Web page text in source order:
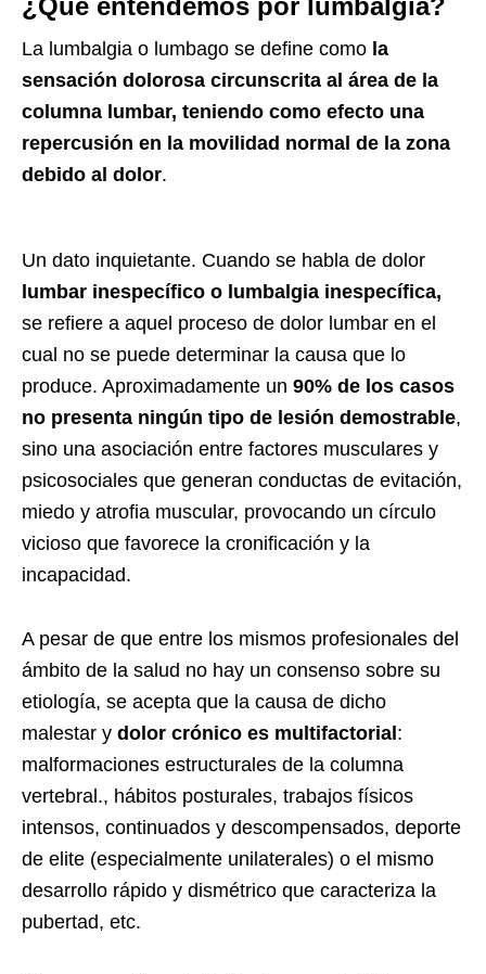
¿Qué entendemos por lumbalgia?
La lumbalgia o lumbago se define como la
sensación dolorosa circunscrita al área de la
columna lumbar, teniendo como efecto una
repercusión en la movilidad normal de la zona
debido al dolor.
Un dato inquietante. Cuando se habla de dolor
lumbar inespecífico o lumbalgia inespecífica,
se refiere a aquel proceso de dolor lumbar en el
cual no se puede determinar la causa que lo
produce. Aproximadamente un 90% de los casos
no presenta ningún tipo de lesión demostrable,
sino una asociación entre factores musculares y
psicosociales que generan conductas de evitación,
miedo y atrofia muscular, provocando un círculo
vicioso que favorece la cronificación y la
incapacidad.
A pesar de que entre los mismos profesionales del
ámbito de la salud no hay un consenso sobre su
etiología, se acepta que la causa de dicho
malestar y dolor crónico es multifactorial :
malformaciones estructurales de la columna
vertebral., hábitos posturales, trabajos físicos
intensos, continuados y descompensados, deporte
de elite (especialmente unilaterales) o el mismo
desarrollo rápido y dismétrico que caracteriza la
pubertad, etc.